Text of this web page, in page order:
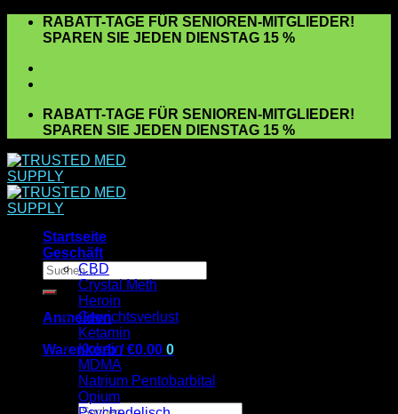
Zum
RABATT-TAGE FÜR SENIOREN-MITGLIEDER!
SPAREN SIE JEDEN DIENSTAG 15 %
RABATT-TAGE FÜR SENIOREN-MITGLIEDER!
SPAREN SIE JEDEN DIENSTAG 15 %
Suchen
nach:
Anmelden
Warenkorb /€0.00 0
Es befinden sich keine Produkte im Warenkorb.
Suchen
Startseite
Geschäft
CBD
Crystal Meth
Heroin
Gewichtsverlust
Ketamin
Kokain
MDMA
Natrium Pentobarbital
Opium